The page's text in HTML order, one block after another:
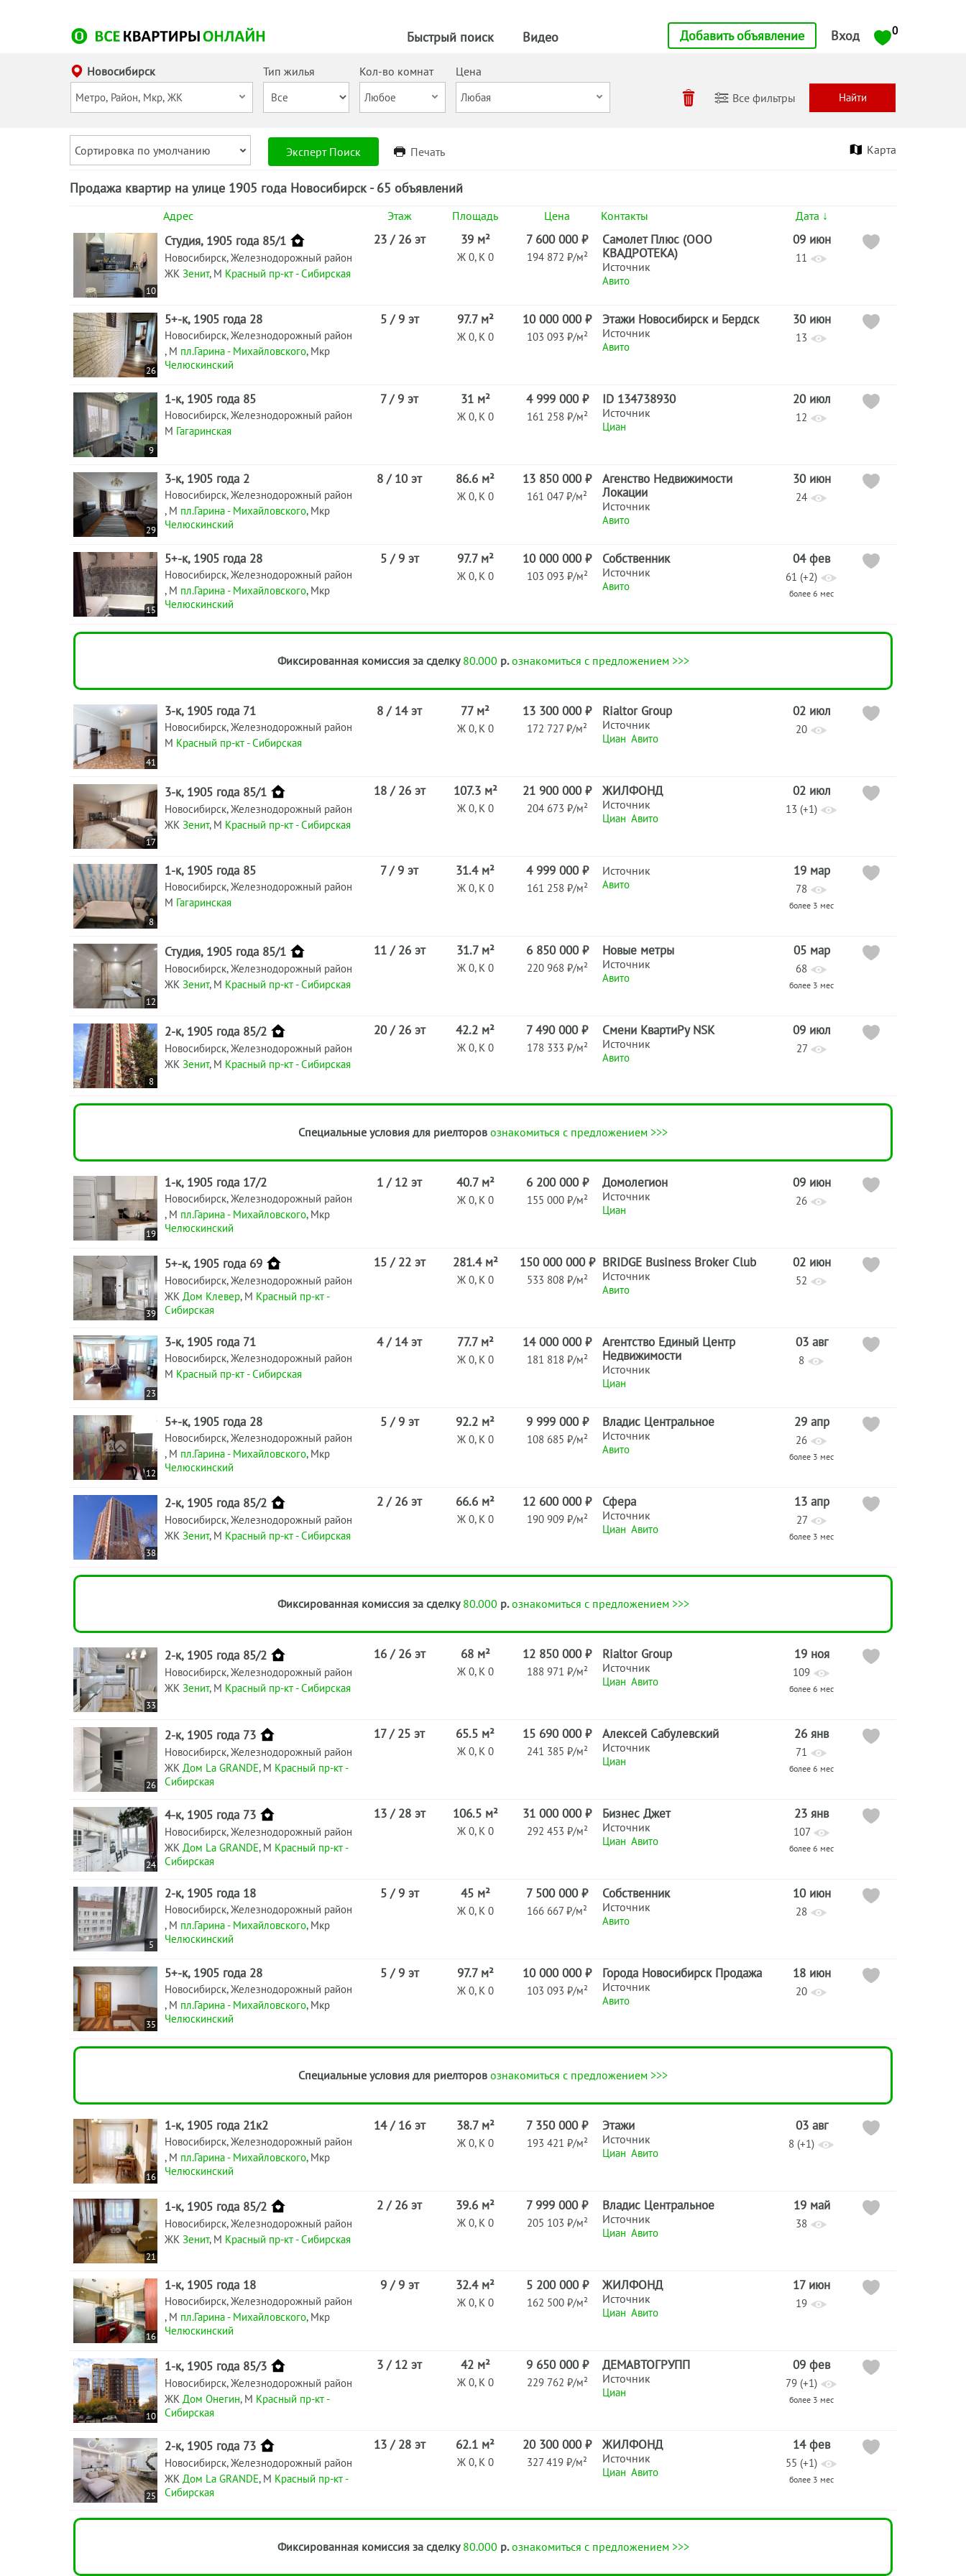
Быстрый поиск Видео Добавить объявление Вход 0
Новосибирск Тип жилья Кол-во комнат
Цена
Все фильтры
Сортировка по умолчанию Эксперт Поиск Печать Карта
Продажа квартир на улице 1905 года Новосибирск - 65 объявлений
Адрес Этаж Площадь Цена Контакты Дата ↓
10
Студия, 1905 года 85/1
Новосибирск, Железнодорожный район
ЖК Зенит, М Красный пр-кт - Сибирская
23 / 26 эт 39 м²
Ж 0, К 0
7 600 000 ₽
194 872 ₽/м²
Самолет Плюс (ООО
КВАДРОТЕКА)
Источник
Авито
09 июн
11
26
5+-к, 1905 года 28
Новосибирск, Железнодорожный район
, М пл.Гарина - Михайловского, Мкр
Челюскинский
5 / 9 эт 97.7 м²
Ж 0, К 0
10 000 000 ₽
103 093 ₽/м²
Этажи Новосибирск и Бердск
Источник
Авито
30 июн
13
9
1-к, 1905 года 85
Новосибирск, Железнодорожный район
М Гагаринская
7 / 9 эт 31 м²
Ж 0, К 0
4 999 000 ₽
161 258 ₽/м²
ID 134738930
Источник
Циан
20 июл
12
29
3-к, 1905 года 2
Новосибирск, Железнодорожный район
, М пл.Гарина - Михайловского, Мкр
Челюскинский
8 / 10 эт 86.6 м²
Ж 0, К 0
13 850 000 ₽
161 047 ₽/м²
Агенство Недвижимости
Локации
Источник
Авито
30 июн
24
15
5+-к, 1905 года 28
Новосибирск, Железнодорожный район
, М пл.Гарина - Михайловского, Мкр
Челюскинский
5 / 9 эт 97.7 м²
Ж 0, К 0
10 000 000 ₽
103 093 ₽/м²
Собственник
Источник
Авито
04 фев
61 (+2)
более 6 мес
Фиксированная комиссия за сделку 80.000 р. ознакомиться с предложением >>>
41
3-к, 1905 года 71
Новосибирск, Железнодорожный район
М Красный пр-кт - Сибирская
8 / 14 эт 77 м²
Ж 0, К 0
13 300 000 ₽
172 727 ₽/м²
Rialtor Group
Источник
Циан Авито
02 июл
20
17
3-к, 1905 года 85/1
Новосибирск, Железнодорожный район
ЖК Зенит, М Красный пр-кт - Сибирская
18 / 26 эт 107.3 м²
Ж 0, К 0
21 900 000 ₽
204 673 ₽/м²
ЖИЛФОНД
Источник
Циан Авито
02 июл
13 (+1)
8
1-к, 1905 года 85
Новосибирск, Железнодорожный район
М Гагаринская
7 / 9 эт 31.4 м²
Ж 0, К 0
4 999 000 ₽
161 258 ₽/м²
Источник
Авито
19 мар
78
более 3 мес
12
Студия, 1905 года 85/1
Новосибирск, Железнодорожный район
ЖК Зенит, М Красный пр-кт - Сибирская
11 / 26 эт 31.7 м²
Ж 0, К 0
6 850 000 ₽
220 968 ₽/м²
Новые метры
Источник
Авито
05 мар
68
более 3 мес
8
2-к, 1905 года 85/2
Новосибирск, Железнодорожный район
ЖК Зенит, М Красный пр-кт - Сибирская
20 / 26 эт 42.2 м²
Ж 0, К 0
7 490 000 ₽
178 333 ₽/м²
Смени КвартиРу NSK
Источник
Авито
09 июл
27
Специальные условия для риелторов ознакомиться с предложением >>>
19
1-к, 1905 года 17/2
Новосибирск, Железнодорожный район
, М пл.Гарина - Михайловского, Мкр
Челюскинский
1 / 12 эт 40.7 м²
Ж 0, К 0
6 200 000 ₽
155 000 ₽/м²
Домолегион
Источник
Циан
09 июн
26
39
5+-к, 1905 года 69
Новосибирск, Железнодорожный район
ЖК Дом Клевер, М Красный пр-кт -
Сибирская
15 / 22 эт 281.4 м²
Ж 0, К 0
150 000 000 ₽
533 808 ₽/м²
BRIDGE Business Broker Club
Источник
Авито
02 июн
52
23
3-к, 1905 года 71
Новосибирск, Железнодорожный район
М Красный пр-кт - Сибирская
4 / 14 эт 77.7 м²
Ж 0, К 0
14 000 000 ₽
181 818 ₽/м²
Агентство Единый Центр
Недвижимости
Источник
Циан
03 авг
8
12
5+-к, 1905 года 28
Новосибирск, Железнодорожный район
, М пл.Гарина - Михайловского, Мкр
Челюскинский
5 / 9 эт 92.2 м²
Ж 0, К 0
9 999 000 ₽
108 685 ₽/м²
Владис Центральное
Источник
Авито
29 апр
26
более 3 мес
38
2-к, 1905 года 85/2
Новосибирск, Железнодорожный район
ЖК Зенит, М Красный пр-кт - Сибирская
2 / 26 эт 66.6 м²
Ж 0, К 0
12 600 000 ₽
190 909 ₽/м²
Сфера
Источник
Циан Авито
13 апр
27
более 3 мес
Фиксированная комиссия за сделку 80.000 р. ознакомиться с предложением >>>
33
2-к, 1905 года 85/2
Новосибирск, Железнодорожный район
ЖК Зенит, М Красный пр-кт - Сибирская
16 / 26 эт 68 м²
Ж 0, К 0
12 850 000 ₽
188 971 ₽/м²
Rialtor Group
Источник
Циан Авито
19 ноя
109
более 6 мес
26
2-к, 1905 года 73
Новосибирск, Железнодорожный район
ЖК Дом La GRANDE, М Красный пр-кт -
Сибирская
17 / 25 эт 65.5 м²
Ж 0, К 0
15 690 000 ₽
241 385 ₽/м²
Алексей Сабулевский
Источник
Циан
26 янв
71
более 6 мес
24
4-к, 1905 года 73
Новосибирск, Железнодорожный район
ЖК Дом La GRANDE, М Красный пр-кт -
Сибирская
13 / 28 эт 106.5 м²
Ж 0, К 0
31 000 000 ₽
292 453 ₽/м²
Бизнес Джет
Источник
Циан Авито
23 янв
107
более 6 мес
5
2-к, 1905 года 18
Новосибирск, Железнодорожный район
, М пл.Гарина - Михайловского, Мкр
Челюскинский
5 / 9 эт 45 м²
Ж 0, К 0
7 500 000 ₽
166 667 ₽/м²
Собственник
Источник
Авито
10 июн
28
35
5+-к, 1905 года 28
Новосибирск, Железнодорожный район
, М пл.Гарина - Михайловского, Мкр
Челюскинский
5 / 9 эт 97.7 м²
Ж 0, К 0
10 000 000 ₽
103 093 ₽/м²
Города Новосибирск Продажа
Источник
Авито
18 июн
20
Специальные условия для риелторов ознакомиться с предложением >>>
16
1-к, 1905 года 21к2
Новосибирск, Железнодорожный район
, М пл.Гарина - Михайловского, Мкр
Челюскинский
14 / 16 эт 38.7 м²
Ж 0, К 0
7 350 000 ₽
193 421 ₽/м²
Этажи
Источник
Циан Авито
03 авг
8 (+1)
21
1-к, 1905 года 85/2
Новосибирск, Железнодорожный район
ЖК Зенит, М Красный пр-кт - Сибирская
2 / 26 эт 39.6 м²
Ж 0, К 0
7 999 000 ₽
205 103 ₽/м²
Владис Центральное
Источник
Циан Авито
19 май
38
16
1-к, 1905 года 18
Новосибирск, Железнодорожный район
, М пл.Гарина - Михайловского, Мкр
Челюскинский
9 / 9 эт 32.4 м²
Ж 0, К 0
5 200 000 ₽
162 500 ₽/м²
ЖИЛФОНД
Источник
Циан Авито
17 июн
19
10
1-к, 1905 года 85/3
Новосибирск, Железнодорожный район
ЖК Дом Онегин, М Красный пр-кт -
Сибирская
3 / 12 эт 42 м²
Ж 0, К 0
9 650 000 ₽
229 762 ₽/м²
ДЕМАВТОГРУПП
Источник
Циан
09 фев
79 (+1)
более 3 мес
25
2-к, 1905 года 73
Новосибирск, Железнодорожный район
ЖК Дом La GRANDE, М Красный пр-кт -
Сибирская
13 / 28 эт 62.1 м²
Ж 0, К 0
20 300 000 ₽
327 419 ₽/м²
ЖИЛФОНД
Источник
Циан Авито
14 фев
55 (+1)
более 3 мес
Фиксированная комиссия за сделку 80.000 р. ознакомиться с предложением >>>